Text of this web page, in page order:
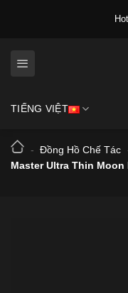
TIẾNG VIỆT
- Đồng Hồ Chế Tác
Master Ultra Thin Moon